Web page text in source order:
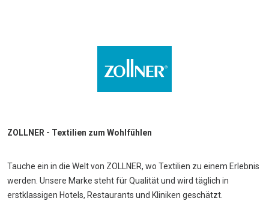
ZOLLNER - Textilien zum Wohlfühlen
Tauche ein in die Welt von ZOLLNER, wo Textilien zu einem Erlebnis
werden. Unsere Marke steht für Qualität und wird täglich in
erstklassigen Hotels, Restaurants und Kliniken geschätzt.